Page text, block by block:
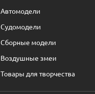
Автомодели
Судомодели
Сборные модели
Воздушные змеи
Товары для творчества